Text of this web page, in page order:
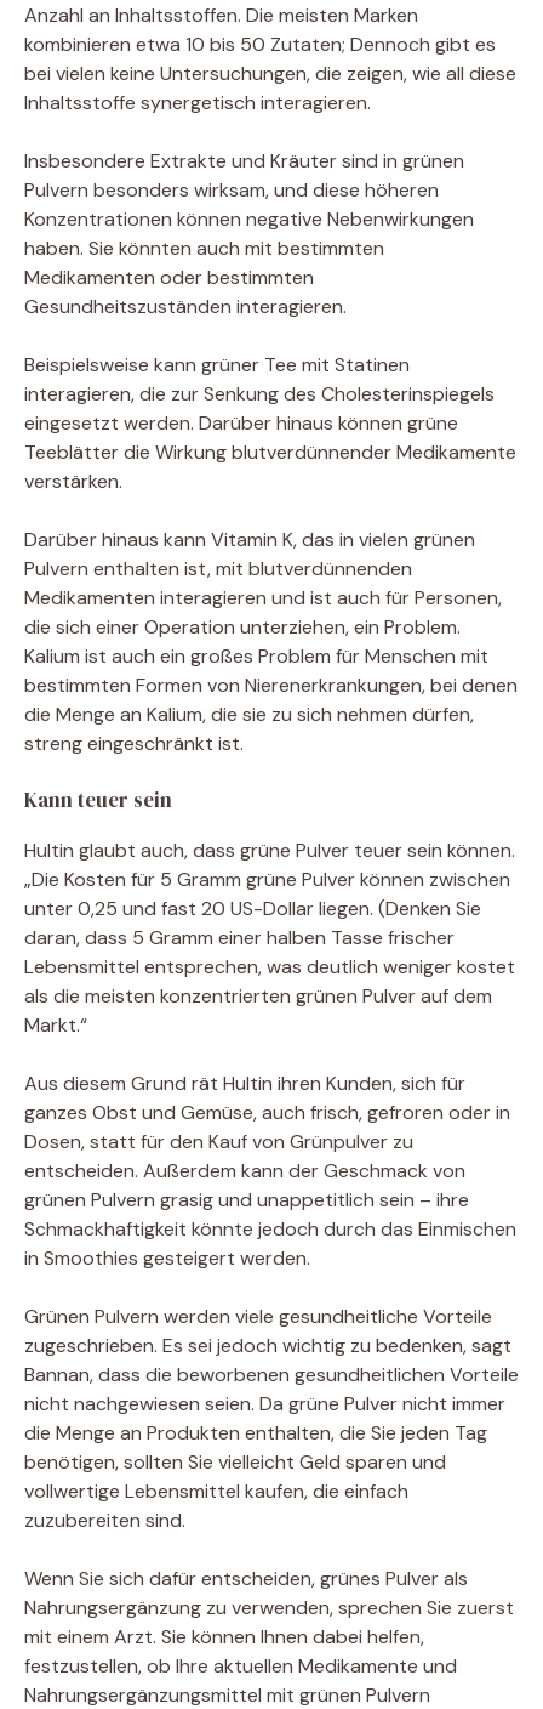
Anzahl an Inhaltsstoffen. Die meisten Marken
kombinieren etwa 10 bis 50 Zutaten; Dennoch gibt es
bei vielen keine Untersuchungen, die zeigen, wie all diese
Inhaltsstoffe synergetisch interagieren.
Insbesondere Extrakte und Kräuter sind in grünen
Pulvern besonders wirksam, und diese höheren
Konzentrationen können negative Nebenwirkungen
haben. Sie könnten auch mit bestimmten
Medikamenten oder bestimmten
Gesundheitszuständen interagieren.
Beispielsweise kann grüner Tee mit Statinen
interagieren, die zur Senkung des Cholesterinspiegels
eingesetzt werden. Darüber hinaus können grüne
Teeblätter die Wirkung blutverdünnender Medikamente
verstärken.
Darüber hinaus kann Vitamin K, das in vielen grünen
Pulvern enthalten ist, mit blutverdünnenden
Medikamenten interagieren und ist auch für Personen,
die sich einer Operation unterziehen, ein Problem.
Kalium ist auch ein großes Problem für Menschen mit
bestimmten Formen von Nierenerkrankungen, bei denen
die Menge an Kalium, die sie zu sich nehmen dürfen,
streng eingeschränkt ist.
Kann teuer sein
Hultin glaubt auch, dass grüne Pulver teuer sein können.
„Die Kosten für 5 Gramm grüne Pulver können zwischen
unter 0,25 und fast 20 US-Dollar liegen. (Denken Sie
daran, dass 5 Gramm einer halben Tasse frischer
Lebensmittel entsprechen, was deutlich weniger kostet
als die meisten konzentrierten grünen Pulver auf dem
Markt.“
Aus diesem Grund rät Hultin ihren Kunden, sich für
ganzes Obst und Gemüse, auch frisch, gefroren oder in
Dosen, statt für den Kauf von Grünpulver zu
entscheiden. Außerdem kann der Geschmack von
grünen Pulvern grasig und unappetitlich sein – ihre
Schmackhaftigkeit könnte jedoch durch das Einmischen
in Smoothies gesteigert werden.
Grünen Pulvern werden viele gesundheitliche Vorteile
zugeschrieben. Es sei jedoch wichtig zu bedenken, sagt
Bannan, dass die beworbenen gesundheitlichen Vorteile
nicht nachgewiesen seien. Da grüne Pulver nicht immer
die Menge an Produkten enthalten, die Sie jeden Tag
benötigen, sollten Sie vielleicht Geld sparen und
vollwertige Lebensmittel kaufen, die einfach
zuzubereiten sind.
Wenn Sie sich dafür entscheiden, grünes Pulver als
Nahrungsergänzung zu verwenden, sprechen Sie zuerst
mit einem Arzt. Sie können Ihnen dabei helfen,
festzustellen, ob Ihre aktuellen Medikamente und
Nahrungsergänzungsmittel mit grünen Pulvern